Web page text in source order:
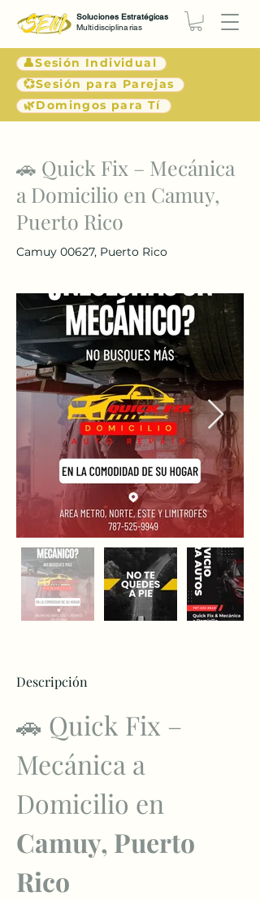
👤Sesión Individual
💞Sesión para Parejas
🌿Domingos para Tí
Soluciones Estratégicas
Multidisciplinarias
< Atrás
🚗 Quick Fix – Mecánica
a Domicilio en Camuy,
Puerto Rico
Camuy 00627, Puerto Rico
Descripción
🚗 Quick Fix –
Mecánica a
Domicilio en
Camuy, Puerto
Rico